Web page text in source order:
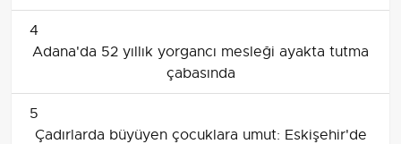
4
Adana'da 52 yıllık yorgancı mesleği ayakta tutma
çabasında
5
Çadırlarda büyüyen çocuklara umut: Eskişehir'de